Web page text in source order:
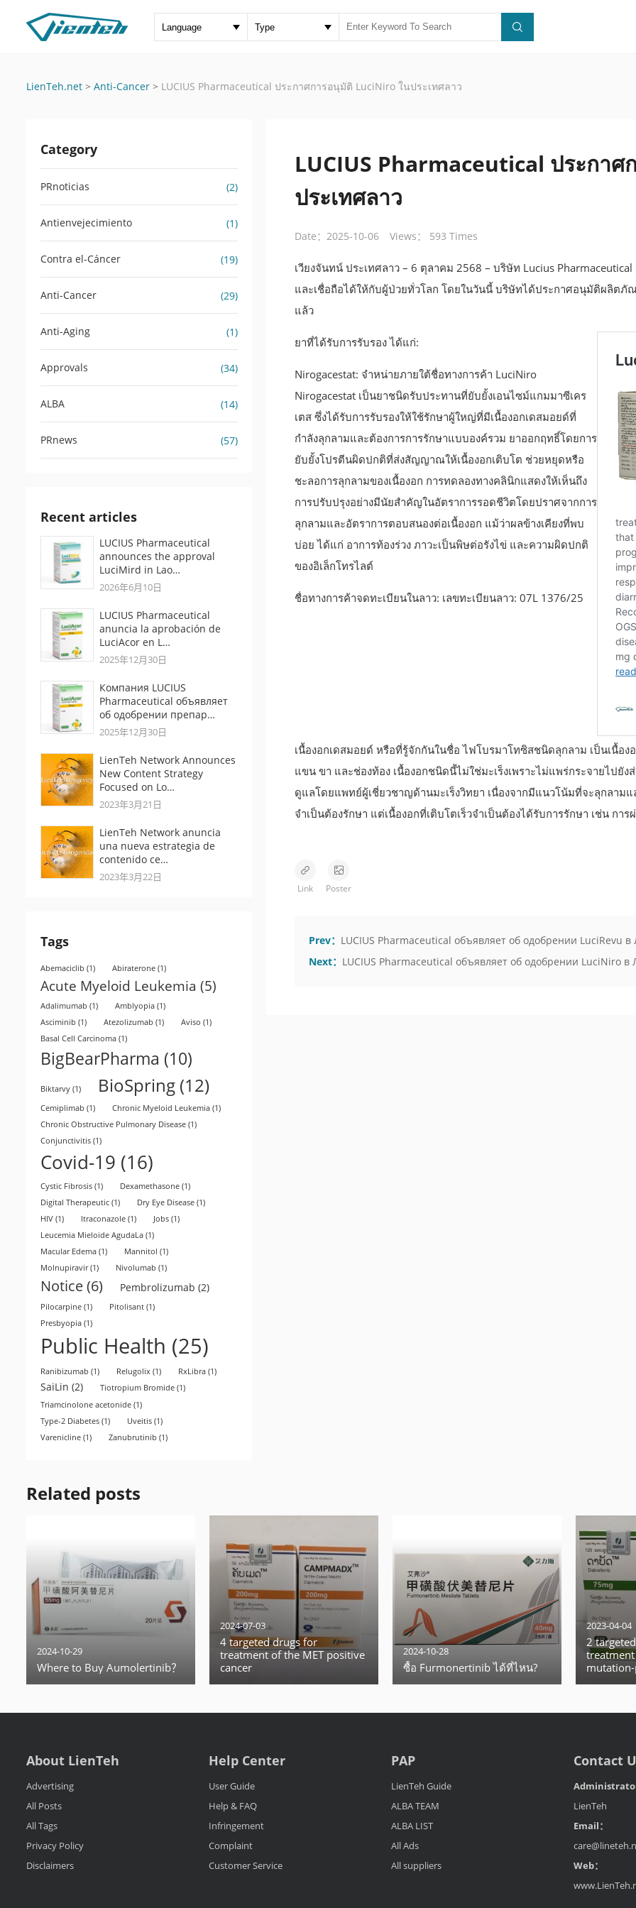
LienTeh.net > Anti-Cancer > LUCIUS Pharmaceutical ประกาศการอนุมัติ LuciNiro ในประเทศลาว
LUCIUS Pharmaceutical ประกา
ประเทศลาว
Date：2025-10-06 Views： 593 Times
เวียงจันทน์ ประเทศลาว – 6 ตุลาคม 2568 – บริษัท Lucius
และเชื่อถือได้ให้กับผู้ป่วยทั่วโลก โดยในวันนี้ บริษัทได้ประกาศอนุมัติผลิตภั
แล้ว
ยาที่ได้รับการรับรอง ได้แก่:
Nirogacestat: จำหน่ายภายใต้ชื่อทางการค้า LuciNiro
Nirogacestat เป็นยาชนิดรับประทานที่ยับยั้งเอนไซม์แกมมาซีเคร
เตส ซึ่งได้รับการรับรองให้ใช้รักษาผู้ใหญ่ที่มีเนื้องอกเดสมอยด์ที่
กำลังลุกลามและต้องการการรักษาแบบองค์รวม ยาออกฤทธิ์โดยการ
ยับยั้งโปรตีนผิดปกติที่ส่งสัญญาณให้เนื้องอกเติบโต ช่วยหยุดหรือ
ชะลอการลุกลามของเนื้องอก การทดลองทางคลินิกแสดงให้เห็นถึง
การปรับปรุงอย่างมีนัยสำคัญในอัตราการรอดชีวิตโดยปราศจากการ
ลุกลามและอัตราการตอบสนองต่อเนื้องอก แม้ว่าผลข้างเคียงที่พบ
บ่อย ได้แก่ อาการท้องร่วง ภาวะเป็นพิษต่อรังไข่ และความผิดปกติ
ของอิเล็กโทรไลต์
ชื่อทางการค้าจดทะเบียนในลาว: เลขทะเบียนลาว: 07L 1376/25
เนื้องอกเดสมอยด์ หรือที่รู้จักกันในชื่อ ไฟโบรมาโทซิสชนิดลุกลาม เป็นเนื้อ
แขน ขา และช่องท้อง เนื้องอกชนิดนี้ไม่ใช่มะเร็งเพราะไม่แพร่กระจายไปยั
ดูแลโดยแพทย์ผู้เชี่ยวชาญด้านมะเร็งวิทยา เนื่องจากมีแนวโน้มที่จะลุกลามแ
จำเป็นต้องรักษา แต่เนื้องอกที่เติบโตเร็วจำเป็นต้องได้รับการรักษา เช่น กา
Link Poster
Prev： LUCIUS Pharmaceutical объявляет об одобрении LuciRevu в
Next： LUCIUS Pharmaceutical объявляет об одобрении LuciNiro в
Category
PRnoticias (2)
Antienvejecimiento (1)
Contra el-Cáncer (19)
Anti-Cancer (29)
Anti-Aging (1)
Approvals (34)
ALBA (14)
PRnews (57)
Recent articles
LUCIUS Pharmaceutical
announces the approval
LuciMird in Lao…
2026年6月10日
LUCIUS Pharmaceutical
anuncia la aprobación de
LuciAcor en L…
2025年12月30日
Компания LUCIUS
Pharmaceutical объявляет
об одобрении препар…
2025年12月30日
LienTeh Network Announces
New Content Strategy
Focused on Lo…
2023年3月21日
LienTeh Network anuncia
una nueva estrategia de
contenido ce…
2023年3月22日
Tags
Abemaciclib (1) Abiraterone (1)
Acute Myeloid Leukemia (5)
Adalimumab (1) Amblyopia (1)
Asciminib (1) Atezolizumab (1) Aviso (1)
Basal Cell Carcinoma (1)
BigBearPharma (10)
Biktarvy (1) BioSpring (12)
Cemiplimab (1) Chronic Myeloid Leukemia (1)
Chronic Obstructive Pulmonary Disease (1)
Conjunctivitis (1)
Covid-19 (16)
Cystic Fibrosis (1) Dexamethasone (1)
Digital Therapeutic (1) Dry Eye Disease (1)
HIV (1) Itraconazole (1) Jobs (1)
Leucemia Mieloide AgudaLa (1)
Macular Edema (1) Mannitol (1)
Molnupiravir(1) Nivolumab (1)
Notice(6) Pembrolizumab (2)
Pilocarpine (1) Pitolisant (1)
Presbyopia (1)
Public Health (25)
Ranibizumab (1) Relugolix (1) RxLibra (1)
SaiLin (2) Tiotropium Bromide (1)
Triamcinolone acetonide (1)
Type-2 Diabetes (1) Uveitis (1)
Varenicline (1) Zanubrutinib (1)
Related posts
2024-10-29
Where to Buy Aumolertinib？
2024-07-03
4 targeted drugs for
treatment of the MET positive
cancer
2024-10-28
ซื้อ Furmonertinib ได้ที่ไหน?
2023-04-04
2
treatment
About LienTeh
Advertising
All Posts
All Tags
Privacy Policy
Disclaimers
Help Center
User Guide
Help & FAQ
Infringement
Complaint
Customer Service
PAP
LienTeh Guide
ALBA TEAM
ALBA LIST
All Ads
All suppliers
Contact
Administrator
LienTeh
Email：
Web：